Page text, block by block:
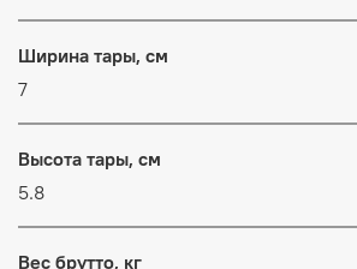
Ширина тары, см
7
Высота тары, см
5.8
Вес брутто, кг